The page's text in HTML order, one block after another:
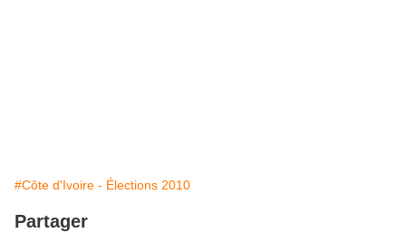
#Côte d'Ivoire - Élections 2010
Partager